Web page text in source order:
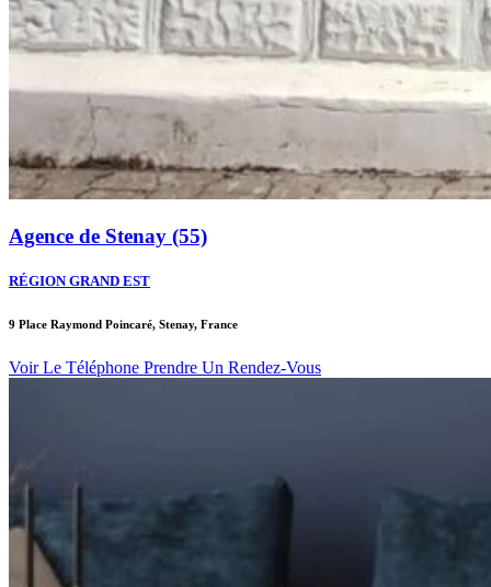
Agence de Stenay (55)
RÉGION GRAND EST
9 Place Raymond Poincaré, Stenay, France
Voir Le Téléphone Prendre Un Rendez-Vous